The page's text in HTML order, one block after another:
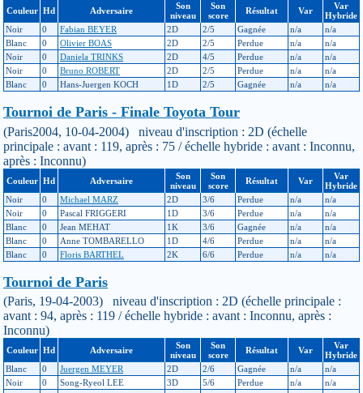
Couleur Hd Adversaire
Son
niveau
Son
score
Résultat Var
Var
Hybride
Noir
0 Fabian BEYER 2D 2/5 Gagnée n/a
n/a
Blanc
0 Olivier BOAS 2D 2/5 Perdue n/a
n/a
Noir
0 Daniela TRINKS 2D 4/5 Perdue n/a
n/a
Noir
0 Bruno ROBERT 2D 2/5 Perdue n/a
n/a
Blanc
0 Hans-Juergen KOCH 1D 2/5 Gagnée n/a n/a
Tournoi de Paris - Finale Toyota Tour
(Paris2004, 10-04-2004) niveau d'inscription : 2D (échelle
principale : avant : 119, après : 75 / échelle hybride : avant : Inconnu,
après : Inconnu)
Couleur Hd Adversaire
Son
niveau
Son
score
Résultat Var
Var
Hybride
Noir
0 Michael MARZ 2D 3/6 Perdue n/a
n/a
Noir
0 Pascal FRIGGERI 1D 3/6 Perdue n/a
n/a
Blanc
0 Jean MEHAT 1K 3/6 Gagnée n/a
n/a
Blanc
0 Anne TOMBARELLO 1D 4/6 Perdue n/a
n/a
Blanc
0 Floris BARTHEL 2K 6/6 Perdue n/a n/a
Tournoi de Paris
(Paris, 19-04-2003) niveau d'inscription : 2D (échelle principale :
avant : 94, après : 119 / échelle hybride : avant : Inconnu, après :
Inconnu)
Couleur Hd Adversaire
Son
niveau
Son
score
Résultat Var
Var
Hybride
Blanc
0 Juergen MEYER 2D 2/6 Gagnée n/a
n/a
Noir
0 Song-Ryeol LEE 3D 5/6 Perdue n/a
n/a